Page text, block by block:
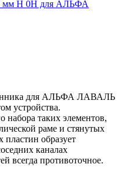
для АЛЬФА ЛАВАЛЬ
устройства.
набора таких элементов,
раме и стянутых
образует
каналах
всегда противоточное.